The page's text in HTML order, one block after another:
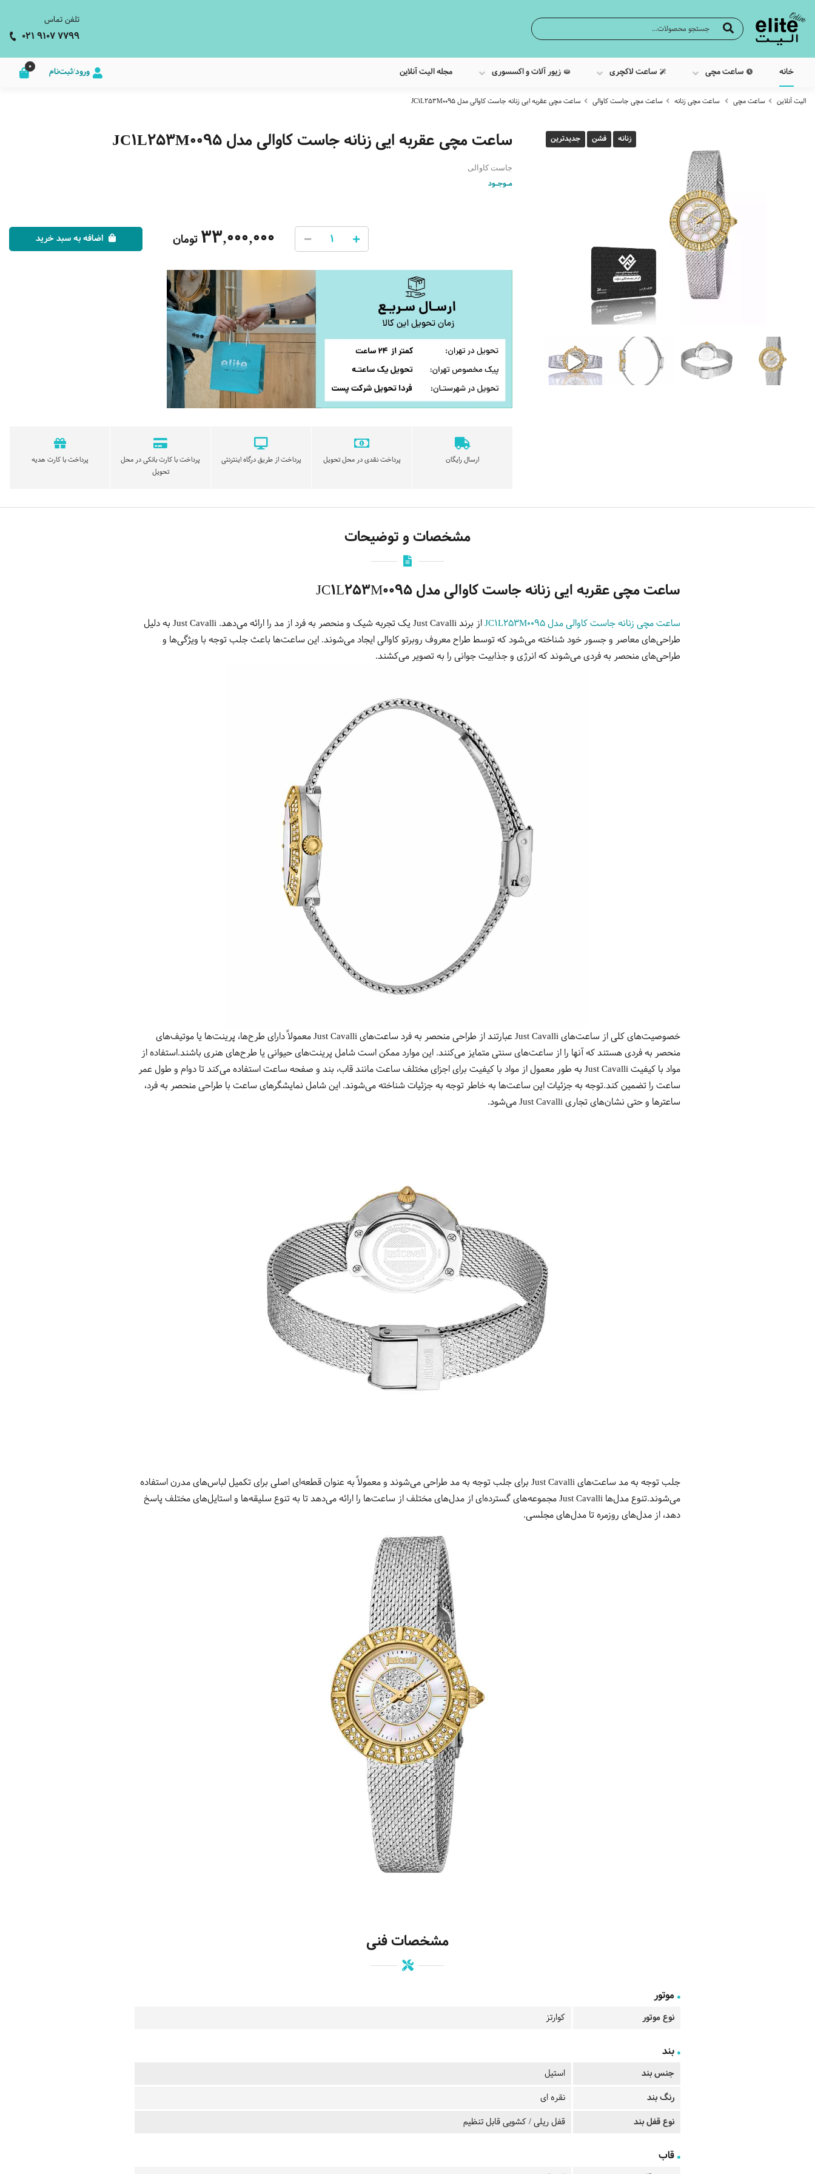
تلفن تماس
021 9107 7799
خانه ساعت مچی ساعت لاکچری زیور آلات و اکسسوری مجله الیت آنلاین ورود/ثبت‌نام 0
الیت آنلاین ساعت مچی ساعت مچی زنانه ساعت مچی جاست کاوالی ساعت مچی عقربه ایی زنانه جاست کاوالی مدل JC1L253M0095
زنانه فشن جدیدترین ساعت مچی عقربه ایی زنانه جاست کاوالی مدل JC1L253M0095
جاست کاوالی
مـوجـود
33,000,000تومان اضافه به سبد خرید
ارسال رایگان پرداخت نقدی در محل تحویل پرداخت از طریق درگاه اینترنتی
پرداخت با کارت بانکی در محل
تحویل
پرداخت با کارت هدیه
مشخصات و توضیحات
ساعت مچی عقربه ایی زنانه جاست کاوالی مدل JC1L253M0095
ساعت مچی زنانه جاست کاوالی مدل JC1L253M0095
از برند Just Cavalli یک تجربه شیک و منحصر به فرد از مد را ارائه می‌دهد. Just Cavalli به دلیل
طراحی‌های معاصر و جسور خود شناخته می‌شود که توسط طراح معروف روبرتو کاوالی ایجاد می‌شوند. این ساعت‌ها باعث جلب توجه با ویژگی‌ها و
طراحی‌های منحصر به فردی می‌شوند که انرژی و جذابیت جوانی را به تصویر می‌کشند.
خصوصیت‌های کلی از ساعت‌های Just Cavalli عبارتند از طراحی منحصر به فرد ساعت‌های Just Cavalli معمولاً دارای طرح‌ها، پرینت‌ها یا موتیف‌های
منحصر به فردی هستند که آنها را از ساعت‌های سنتی متمایز می‌کنند. این موارد ممکن است شامل پرینت‌های حیوانی یا طرح‌های هنری باشند.استفاده از
مواد با کیفیت Just Cavalli به طور معمول از مواد با کیفیت برای اجزای مختلف ساعت مانند قاب، بند و صفحه ساعت استفاده می‌کند تا دوام و طول عمر
ساعت را تضمین کند.توجه به جزئیات این ساعت‌ها به خاطر توجه به جزئیات شناخته می‌شوند. این شامل نمایشگرهای ساعت با طراحی منحصر به فرد،
ساعترها و حتی نشان‌های تجاری Just Cavalli می‌شود.
جلب توجه به مد ساعت‌های Just Cavalli برای جلب توجه به مد طراحی می‌شوند و معمولاً به عنوان قطعه‌ای اصلی برای تکمیل لباس‌های مدرن استفاده
می‌شوند.تنوع مدل‌ها Just Cavalli مجموعه‌های گسترده‌ای از مدل‌های مختلف از ساعت‌ها را ارائه می‌دهد تا به تنوع سلیقه‌ها و استایل‌های مختلف پاسخ
دهد، از مدل‌های روزمره تا مدل‌های مجلسی.
مشخصات فنی
موتور
نوع موتور کوارتز
بند
جنس بند
استیل
رنگ بند
نقره ای
نوع قفل بند
قفل ریلی / کشویی قابل تنظیم
قاب